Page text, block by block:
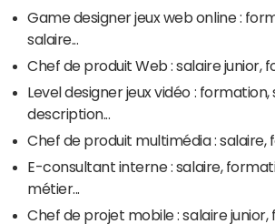
Game designer jeux web online :
salaire...
Chef de produit Web : salaire junior,
Level designer jeux vidéo : formation,
description...
Chef de produit multimédia : salaire,
E-consultant interne : salaire,
métier...
Chef de projet mobile : salaire junior,